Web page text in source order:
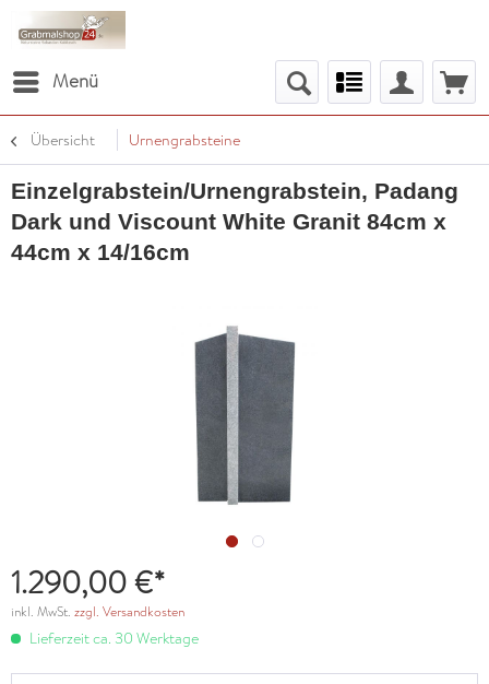
Menü
Übersicht Urnengrabsteine
Einzelgrabstein/Urnengrabstein, Padang
Dark und Viscount White Granit 84cm x
44cm x 14/16cm
1.290,00 €*
inkl. MwSt. zzgl. Versandkosten
Lieferzeit ca. 30 Werktage